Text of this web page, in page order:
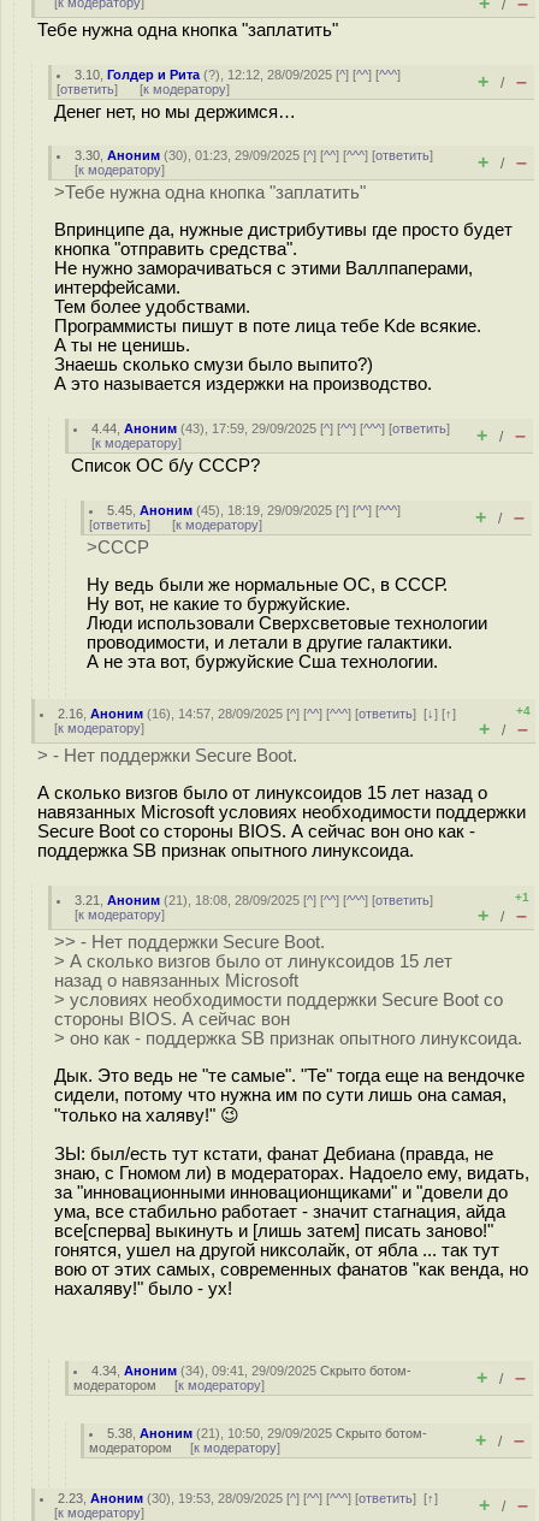
/
Тебе нужна одна кнопка "заплатить"
3.10 ,Голдер и Рита (?), 12:12, 28/09/2025 [^] [^^] [^^^]
[ответить] [к модератору] + / –
Денег нет, но мы держимся…
3.30 ,Аноним (30), 01:23, 29/09/2025 [^] [^^] [^^^] [ответить]
[к модератору] + / –
>Тебе нужна одна кнопка "заплатить"
Впринципе да, нужные дистрибутивы где просто будет
кнопка "отправить средства".
Не нужно заморачиваться с этими Валлпаперами,
интерфейсами.
Тем более удобствами.
Программисты пишут в поте лица тебе Kde всякие.
А ты не ценишь.
Знаешь сколько смузи было выпито?)
А это называется издержки на производство.
4.44 ,Аноним (43), 17:59, 29/09/2025 [^] [^^] [^^^] [ответить]
[к модератору] + / –
Список ОС б/у СССР?
5.45 ,Аноним (45), 18:19, 29/09/2025 [^] [^^] [^^^]
[ответить] [к модератору] + / –
>СССР
Ну ведь были же нормальные ОС, в СССР.
Ну вот, не какие то буржуйские.
Люди использовали Сверхсветовые технологии
проводимости, и летали в другие галактики.
А не эта вот, буржуйские Сша технологии.
2.16 ,Аноним (16), 14:57, 28/09/2025 [^] [^^] [^^^] [ответить][↓] [↑]
[к модератору]
+4
+ / –
> - Нет поддержки Secure Boot.
А сколько визгов было от линуксоидов 15 лет назад о
навязанных Microsoft условиях необходимости поддержки
Secure Boot со стороны BIOS. А сейчас вон оно как -
поддержка SB признак опытного линуксоида.
3.21 ,Аноним (21), 18:08, 28/09/2025 [^] [^^] [^^^] [ответить]
[к модератору]
+1
+ / –
>> - Нет поддержки Secure Boot.
> А сколько визгов было от линуксоидов 15 лет
назад о навязанных Microsoft
> условиях необходимости поддержки Secure Boot со
стороны BIOS. А сейчас вон
> оно как - поддержка SB признак опытного линуксоида.
Дык. Это ведь не "те самые". "Те" тогда еще на вендочке
сидели, потому что нужна им по сути лишь она самая,
"только на халяву!" 😉
ЗЫ: был/есть тут кстати, фанат Дебиана (правда, не
знаю, с Гномом ли) в модераторах. Надоело ему, видать,
за "инновационными инновационщиками" и "довели до
ума, все стабильно работает - значит стагнация, айда
все[сперва] выкинуть и [лишь затем] писать заново!"
гонятся, ушел на другой никсолайк, от ябла ... так тут
вою от этих самых, современных фанатов "как венда, но
нахаляву!" было - ух!
4.34 ,Аноним (34), 09:41, 29/09/2025Скрыто ботом-
модератором [к модератору] + / –
5.38 ,Аноним (21), 10:50, 29/09/2025Скрыто ботом-
модератором [к модератору] + / –
2.23 ,Аноним (30), 19:53, 28/09/2025 [^] [^^] [^^^] [ответить][↑]
[к модератору] + / –